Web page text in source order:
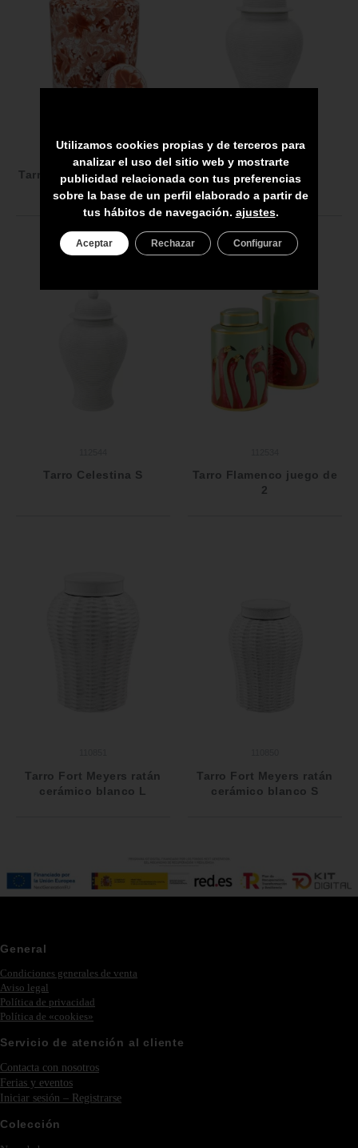
109911
Tarro Artemisia porcelana
roja
112543
Tarro Celestina L
Tarro Celestina S
Tarro Flamenco juego de
2
Tarro Fort Meyers ratán
cerámico blanco L
Tarro Fort Meyers ratán
cerámico blanco S
General
Condiciones generales de venta
Aviso legal
Política de privacidad
Política de «cookies»
Servicio de atención al cliente
Contacta con nosotros
Ferias y eventos
Iniciar sesión – Registrarse
Colección
Utilizamos cookies propias y de terceros para
analizar el uso del sitio web y mostrarte
publicidad relacionada con tus preferencias
sobre la base de un perfil elaborado a partir de
tus hábitos de navegación. ajustes.
Aceptar Rechazar Configurar